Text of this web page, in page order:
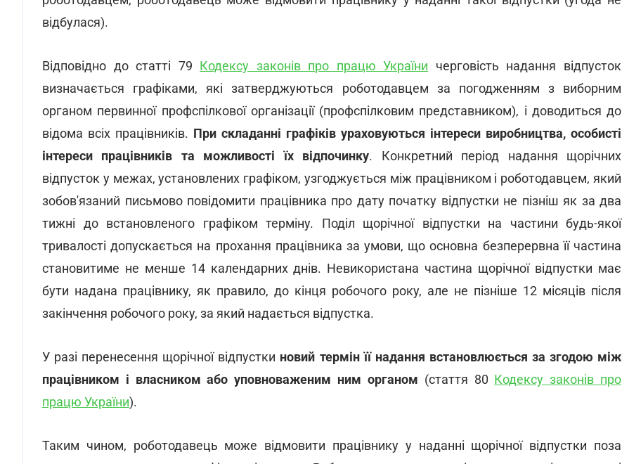
відбулася).
Відповідно до статті 79 Кодексу законів про працю України черговість надання відпусток
визначається графіками, які затверджуються роботодавцем за погодженням з виборним
органом первинної профспілкової організації (профспілковим представником), і доводиться до
відома всіх працівників. При складанні графіків ураховуються інтереси виробництва, особисті
інтереси працівників та можливості їх відпочинку. Конкретний період надання щорічних
відпусток у межах, установлених графіком, узгоджується між працівником і роботодавцем, який
зобов'язаний письмово повідомити працівника про дату початку відпустки не пізніш як за два
тижні до встановленого графіком терміну. Поділ щорічної відпустки на частини будь-якої
тривалості допускається на прохання працівника за умови, що основна безперервна її частина
становитиме не менше 14 календарних днів. Невикористана частина щорічної відпустки має
бути надана працівнику, як правило, до кінця робочого року, але не пізніше 12 місяців після
закінчення робочого року, за який надається відпустка.
У разі перенесення щорічної відпустки новий термін її надання встановлюється за згодою між
працівником і власником або уповноваженим ним органом (стаття 80 Кодексу законів про
працю України).
Таким чином, роботодавець може відмовити працівнику у наданні щорічної відпустки поза